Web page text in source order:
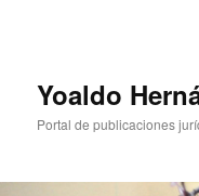
Yoaldo
Portal de publicaciones